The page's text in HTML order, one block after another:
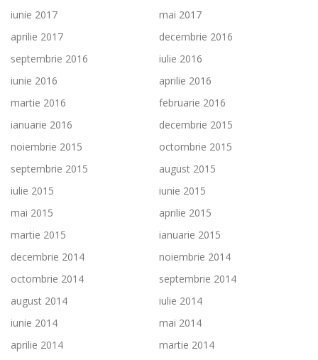
iunie 2017
mai 2017
aprilie 2017
decembrie 2016
septembrie 2016
iulie 2016
iunie 2016
aprilie 2016
martie 2016
februarie 2016
ianuarie 2016
decembrie 2015
noiembrie 2015
octombrie 2015
septembrie 2015
august 2015
iulie 2015
iunie 2015
mai 2015
aprilie 2015
martie 2015
ianuarie 2015
decembrie 2014
noiembrie 2014
octombrie 2014
septembrie 2014
august 2014
iulie 2014
iunie 2014
mai 2014
aprilie 2014
martie 2014